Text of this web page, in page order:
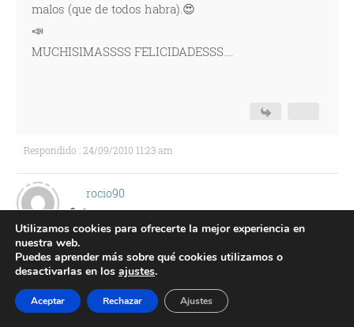
malos (que de todos habra).😍
📣
MUCHISIMASSSS FELICIDADESSS....
Respondido : 24/09/2010 11:23 am
rocio90
Respuestas: 438
Muchas felicidades!! Por fin el dia a llegado!! Os
Utilizamos cookies para ofrecerte la mejor experiencia en
nuestra web.
Puedes aprender más sobre qué cookies utilizamos o
desactivarlas en los ajustes.
Aceptar Rechazar Ajustes